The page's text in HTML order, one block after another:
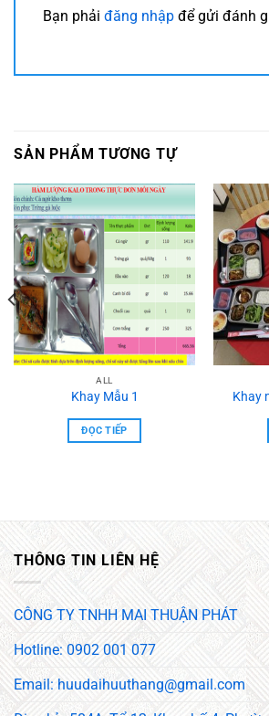
Bạn phải đăng nhập để gửi đánh
SẢN PHẨM TƯƠNG TỰ
ALL
Khay Mẫu 1
ĐỌC TIẾP
Khay
THÔNG TIN LIÊN HỆ
CÔNG TY TNHH MAI THUẬN PHÁT
Hotline: 0902 001 077
Email: huudaihuuthang@gmail.com